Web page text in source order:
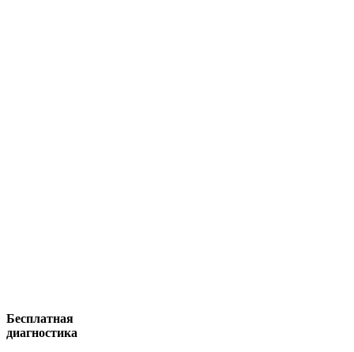
Бесплатная
диагностика